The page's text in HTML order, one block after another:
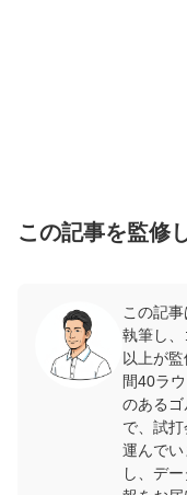
この記事を監修
この記
執筆し
以上が
間40ラ
のある
で、試
運んで
し、デ